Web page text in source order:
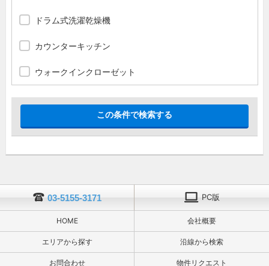
ドラム式洗濯乾燥機
カウンターキッチン
ウォークインクローゼット
03-5155-3171 PC版
HOME 会社概要
エリアから探す 沿線から検索
お問合わせ 物件リクエスト